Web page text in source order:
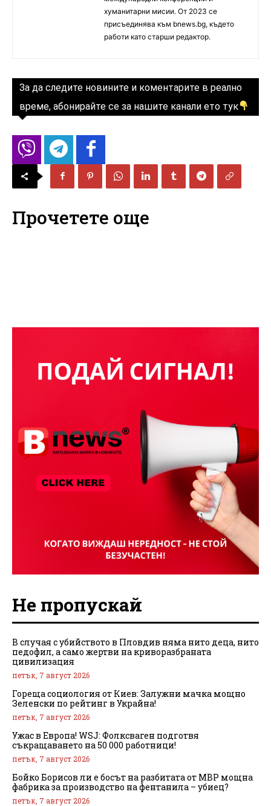
хуманитарни мисии. От 2023 се
присъединява към bnews.bg, където
работи като старши редактор.
За да следите новините и коментарите в реално
време, абонирайте се за нашите канали ето тук
Прочетете още
Не пропускай
В случая с убийството в Пловдив няма нито деца, нито
педофил, а само жертви на криворазбраната
цивилизация
петък, 7 август 2026
Гореща социология от Киев: Залужни мачка мощно
Зеленски по рейтинг в Украйна!
петък, 7 август 2026
Ужас в Европа! WSJ: Фолксваген подготвя
съкращаването на 50 000 работници!
петък, 7 август 2026
Бойко Борисов ли е босът на разбитата от МВР мощна
фабрика за производство на фентанила – убиец?
петък, 7 август 2026